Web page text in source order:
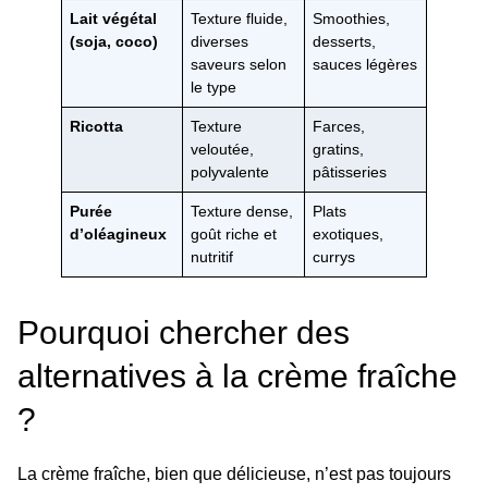
Lait végétal
(soja, coco)
Texture fluide,
diverses
saveurs selon
le type
Smoothies,
desserts,
sauces légères
Ricotta
Texture
veloutée,
polyvalente
Farces,
gratins,
pâtisseries
Purée
d’oléagineux
Texture dense,
goût riche et
nutritif
Plats
exotiques,
currys
Pourquoi chercher des
alternatives à la crème fraîche
?
La crème fraîche, bien que délicieuse, n’est pas toujours